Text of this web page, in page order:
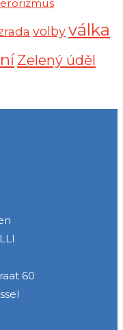
volbyválka
Zelený úděl
60